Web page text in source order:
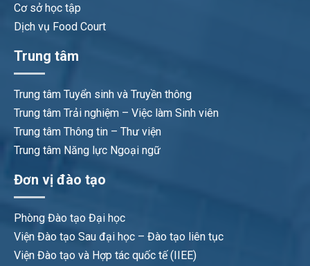
Cơ sở học tập
Dịch vụ Food Court
Trung tâm
Trung tâm Tuyển sinh và Truyền thông
Trung tâm Trải nghiệm – Việc làm Sinh viên
Trung tâm Thông tin – Thư viện
Trung tâm Năng lực Ngoại ngữ
Đơn vị đào tạo
Phòng Đào tạo Đại học
Viện Đào tạo Sau đại học – Đào tạo liên tục
Viện Đào tạo và Hợp tác quốc tế (IIEE)